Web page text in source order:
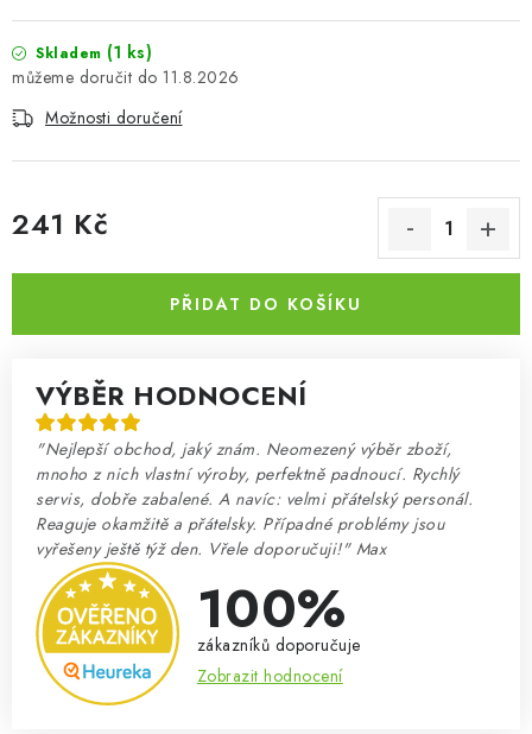
FAQ
Výstavy 2026
Skladem (1 ks)
11.8.2026
Možnosti doručení
241 Kč
PŘIDAT DO KOŠÍKU
VÝBĚR HODNOCENÍ
"Nejlepší obchod, jaký znám. Neomezený výběr zboží,
mnoho z nich vlastní výroby, perfektně padnoucí. Rychlý
servis, dobře zabalené. A navíc: velmi přátelský personál.
Reaguje okamžitě a přátelsky. Případné problémy jsou
vyřešeny ještě týž den. Vřele doporučuji!" Max
100%
zákazníků doporučuje
Zobrazit hodnocení